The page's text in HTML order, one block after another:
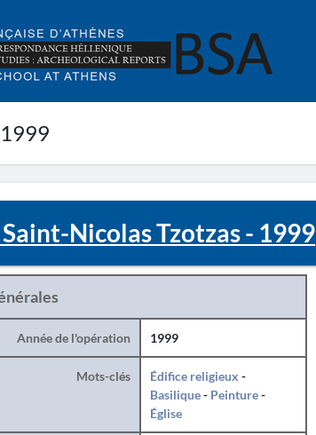
Nicolas Tzotzas - 1999
Année de l'opération 1999
Mots-clés Édifice religieux -
Basilique- Peinture-
Église